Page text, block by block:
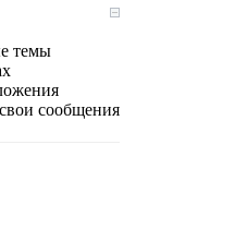
темы
сообщения